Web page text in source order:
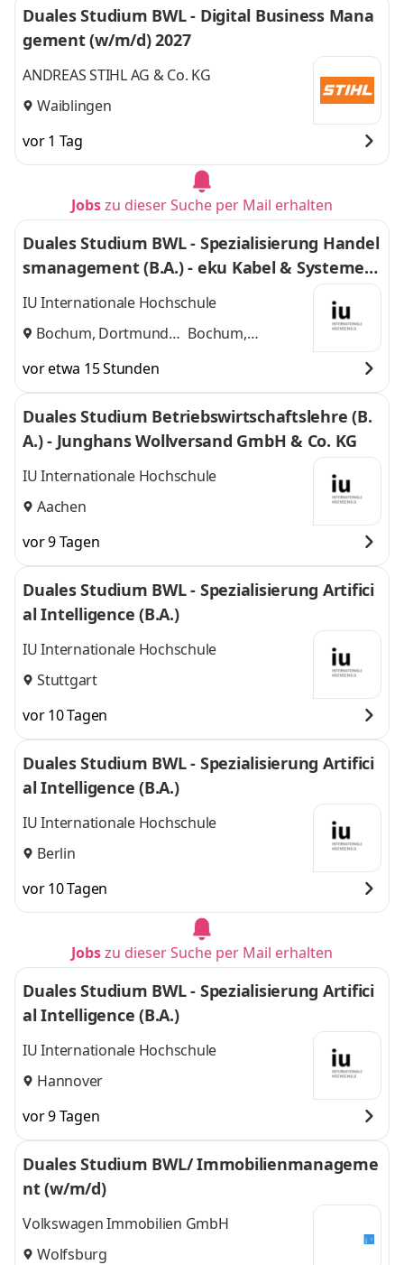
Duales Studium BWL - Digital Business Mana
gement (w/m/d) 2027
ANDREAS STIHL AG & Co. KG
Waiblingen
vor 1 Tag
Jobszu dieser Suche per Mail erhalten
Duales Studium BWL - Spezialisierung Handel
smanagement (B.A.) - eku Kabel & Systeme G
mbH & Co. KG
IU Internationale Hochschule
Bochum, Dortmund
Bochum,
vor etwa 15 Stunden
Duales Studium Betriebswirtschaftslehre (B.
A.) - Junghans Wollversand GmbH & Co. KG
IU Internationale Hochschule
Aachen
vor 9 Tagen
Duales Studium BWL - Spezialisierung Artifici
al Intelligence (B.A.)
IU Internationale Hochschule
Stuttgart
vor 10 Tagen
Duales Studium BWL - Spezialisierung Artifici
al Intelligence (B.A.)
IU Internationale Hochschule
Berlin
vor 10 Tagen
Jobszu dieser Suche per Mail erhalten
Duales Studium BWL - Spezialisierung Artifici
al Intelligence (B.A.)
IU Internationale Hochschule
Hannover
vor 9 Tagen
Duales Studium BWL/ Immobilienmanageme
nt (w/m/d)
Volkswagen Immobilien GmbH
Wolfsburg